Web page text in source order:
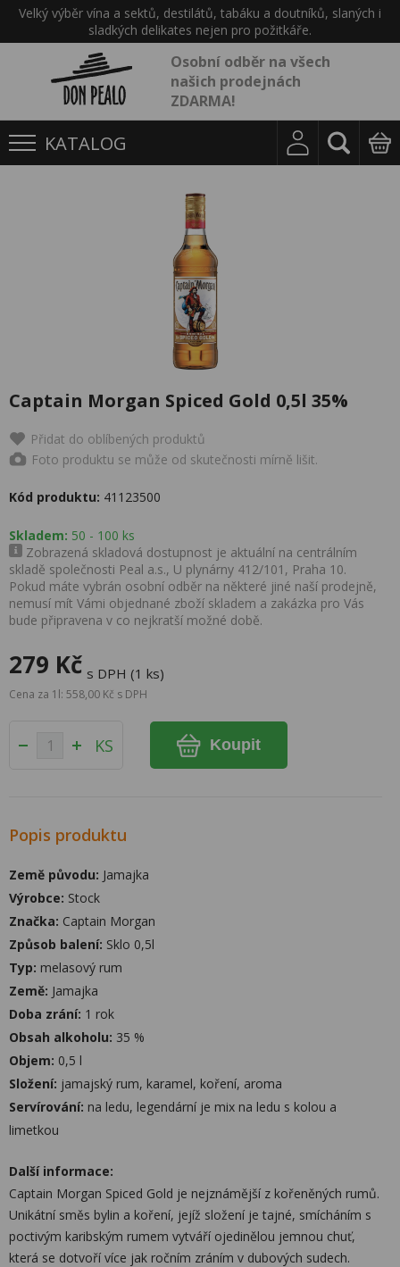
Velký výběr vína a sektů, destilátů, tabáku a doutníků, slaných i
sladkých delikates nejen pro požitkáře.
Osobní odběr na všech
našich prodejnách
ZDARMA!
KATALOG
Captain Morgan Spiced Gold 0,5l 35%
Přidat do oblíbených produktů
Foto produktu se může od skutečnosti mírně lišit.
Kód produktu: 41123500
Skladem: 50 - 100 ks
Zobrazená skladová dostupnost je aktuální na centrálním
skladě společnosti Peal a.s., U plynárny 412/101, Praha 10.
Pokud máte vybrán osobní odběr na některé jiné naší prodejně,
nemusí mít Vámi objednané zboží skladem a zakázka pro Vás
bude připravena v co nejkratší možné době.
279 Kč s DPH (1 ks)
Cena za 1l: 558,00 Kč s DPH
KS Koupit
Popis produktu
Země původu: Jamajka
Výrobce: Stock
Značka: Captain Morgan
Způsob balení: Sklo 0,5l
Typ: melasový rum
Země: Jamajka
Doba zrání: 1 rok
Obsah alkoholu: 35 %
Objem: 0,5 l
Složení: jamajský rum, karamel, koření, aroma
Servírování: na ledu, legendární je mix na ledu s kolou a
limetkou
Další informace:
Captain Morgan Spiced Gold je nejznámější z kořeněných rumů.
Unikátní směs bylin a koření, jejíž složení je tajné, smícháním s
poctivým karibským rumem vytváří ojedinělou jemnou chuť,
která se dotvoří více jak ročním zráním v dubových sudech.